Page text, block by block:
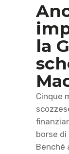
la
Cinque
borse
Benché